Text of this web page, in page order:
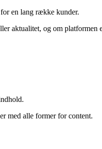
en lang række kunder.
aktualitet, og om
med alle former for content.